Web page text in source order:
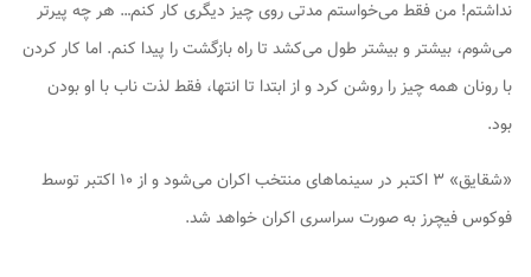
نداشتم! من فقط می‌خواستم مدتی روی چیز دیگری کار کنم… هر چه پیرتر
می‌شوم، بیشتر و بیشتر طول می‌کشد تا راه بازگشت را پیدا کنم. اما کار کردن
با رونان همه چیز را روشن کرد و از ابتدا تا انتها، فقط لذت ناب با او بودن
بود.
«شقایق» ۳ اکتبر در سینماهای منتخب اکران می‌شود و از ۱۰ اکتبر توسط
فوکوس فیچرز به صورت سراسری اکران خواهد شد.